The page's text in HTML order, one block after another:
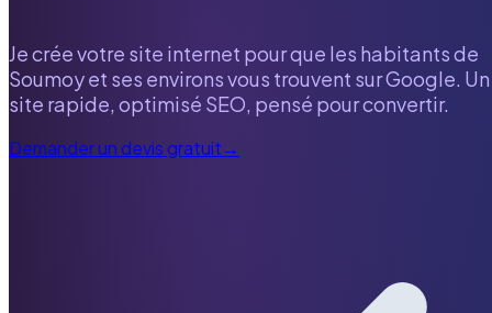
Je crée votre site internet pour que les habitants de
Soumoyet ses environs vous trouvent sur Google. Un
site rapide, optimisé SEO, pensé pour convertir.
Demander un devis gratuit→